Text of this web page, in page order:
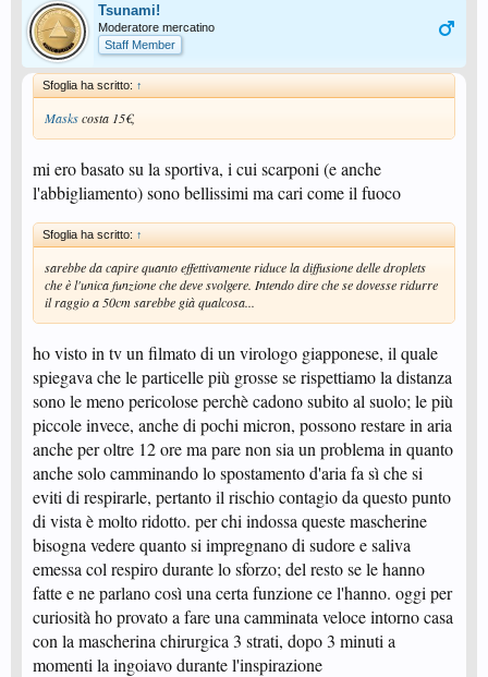
Tsunami!
Moderatore mercatino
Staff Member
Sfoglia ha scritto: ↑
Maskscosta 15€,
mi ero basato su la sportiva, i cui scarponi (e anche
l'abbigliamento) sono bellissimi ma cari come il fuoco
Sfoglia ha scritto: ↑
sarebbe da capire quanto effettivamente riduce la diffusione delle droplets
che è l'unica funzione che deve svolgere. Intendo dire che se dovesse ridurre
il raggio a 50cm sarebbe già qualcosa...
ho visto in tv un filmato di un virologo giapponese, il quale
spiegava che le particelle più grosse se rispettiamo la distanza
sono le meno pericolose perchè cadono subito al suolo; le più
piccole invece, anche di pochi micron, possono restare in aria
anche per oltre 12 ore ma pare non sia un problema in quanto
anche solo camminando lo spostamento d'aria fa sì che si
eviti di respirarle, pertanto il rischio contagio da questo punto
di vista è molto ridotto. per chi indossa queste mascherine
bisogna vedere quanto si impregnano di sudore e saliva
emessa col respiro durante lo sforzo; del resto se le hanno
fatte e ne parlano così una certa funzione ce l'hanno. oggi per
curiosità ho provato a fare una camminata veloce intorno casa
con la mascherina chirurgica 3 strati, dopo 3 minuti a
momenti la ingoiavo durante l'inspirazione